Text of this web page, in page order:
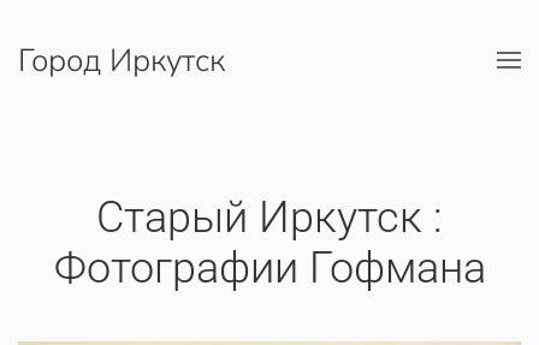
Перейти к содержимому
Город Иркутск
Старый Иркутск :
Фотографии Гофмана